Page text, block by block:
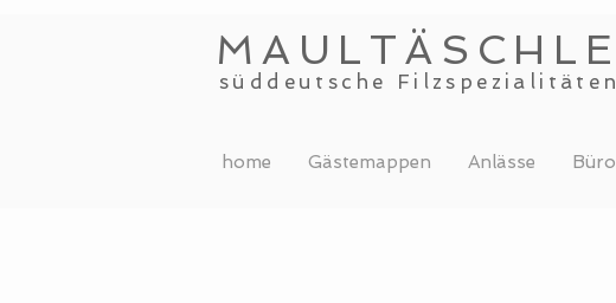
MAULTÄSCHLE
süddeutsche Filzspezialitäten
home Gästemappen Anlässe Büro